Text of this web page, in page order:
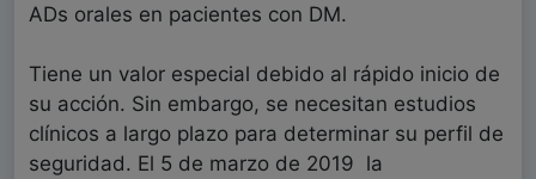
ADs orales en pacientes con DM.
Tiene un valor especial debido al rápido inicio de
su acción. Sin embargo, se necesitan estudios
clínicos a largo plazo para determinar su perfil de
seguridad. El 5 de marzo de 2019 la